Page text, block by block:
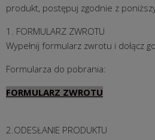
produkt, postępuj zgodnie z
1. FORMULARZ ZWROTU
Wypełnij formularz zwrotu i dołącz
Formularza do pobrania:
FORMULARZ ZWROTU
2.ODESŁANIE PRODUKTU